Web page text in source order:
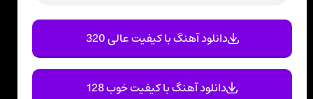
دانلود آهنگ با کیفیت عالی 320
دانلود آهنگ با کیفیت خوب 128